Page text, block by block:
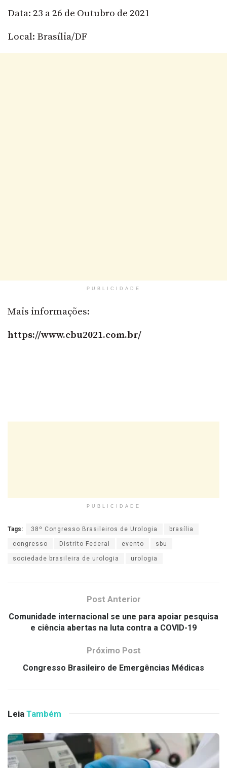
Data: 23 a 26 de Outubro de 2021
Local: Brasília/DF
PUBLICIDADE
Mais informações:
https://www.cbu2021.com.br/
PUBLICIDADE
Tags: 38º Congresso Brasileiros de Urologia brasília
congresso Distrito Federal evento sbu
sociedade brasileira de urologia urologia
Post Anterior
Comunidade internacional se une para apoiar pesquisa
e ciência abertas na luta contra a COVID-19
Próximo Post
Congresso Brasileiro de Emergências Médicas
Leia Também